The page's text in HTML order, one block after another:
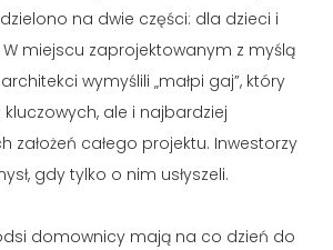
na dwie części: dla dzieci i
miejscu zaprojektowanym z myślą
wymyślili „małpi gaj”, który
kluczowych, ale i najbardziej
założeń całego projektu. Inwestorzy
gdy tylko o nim usłyszeli.
domownicy mają na co dzień do